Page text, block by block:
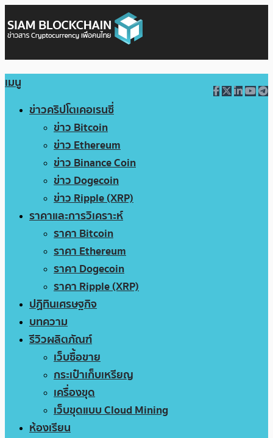
เมนู
ข่าวคริปโตเคอเรนซี่
ข่าว Bitcoin
ข่าว Ethereum
ข่าว Binance Coin
ข่าว Dogecoin
ข่าว Ripple (XRP)
ราคาและการวิเคราะห์
ราคา Bitcoin
ราคา Ethereum
ราคา Dogecoin
ราคา Ripple (XRP)
ปฏิทินเศรษฐกิจ
บทความ
รีวิวผลิตภัณฑ์
เว็บซื้อขาย
กระเป๋าเก็บเหรียญ
เครื่องขุด
เว็บขุดแบบ Cloud Mining
ห้องเรียน